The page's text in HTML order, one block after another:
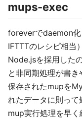
mups-exec
foreverでdaemon
IFTTTのレシピ相当
Node.jsを採用した
と非同期処理が書き
保存されたmupを
れたデータに則って
mup実行処理を早